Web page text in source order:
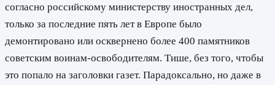
согласно российскому министерству иностранных дел,
только за последние пять лет в Европе было
демонтировано или осквернено более 400 памятников
советским воинам-освободителям. Тише, без того, чтобы
это попало на заголовки газет. Парадоксально, но даже в